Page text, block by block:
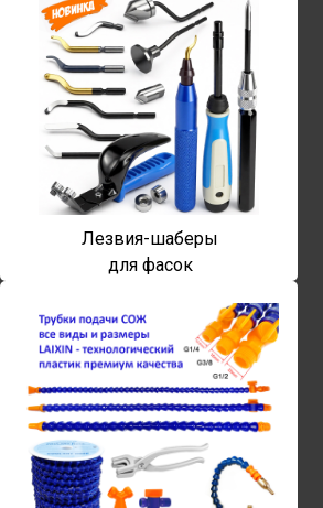
Лезвия-шаберы
для фасок